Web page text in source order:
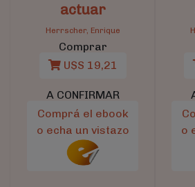
actuar
Herrscher, Enrique
Comprar
U$S 19,21
A CONFIRMAR
Comprá el ebook
o echa un vistazo
o